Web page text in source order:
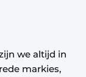
we altijd in
markies,